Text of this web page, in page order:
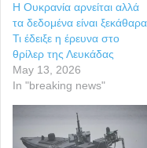
Η Ουκρανία αρνείται αλλά
τα δεδομένα είναι
Τι έδειξε η έρευνα στο
θρίλερ της Λευκάδας
May 13, 2026
In "breaking news"